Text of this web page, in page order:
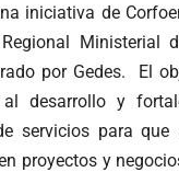
iniciativa de
Ministerial
por Gedes. El
desarrollo y
servicios para que
proyectos y